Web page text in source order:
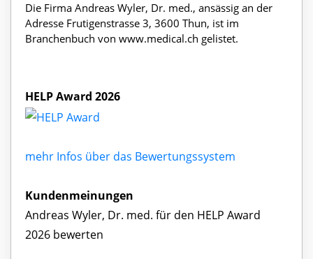
Die Firma Andreas Wyler, Dr. med., ansässig an der
Adresse Frutigenstrasse 3, 3600 Thun, ist im
Branchenbuch von www.medical.ch gelistet.
HELP Award 2026
mehr Infos über das Bewertungssystem
Kundenmeinungen
Andreas Wyler, Dr. med. für den HELP Award
2026 bewerten